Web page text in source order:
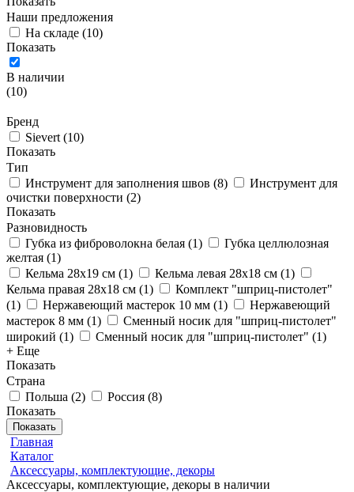
Наши предложения
На складе (10)
Показать
В наличии
(10)
Бренд
Sievert (10)
Показать
Тип
Инструмент для заполнения швов (8)
Инструмент для
очистки поверхности (2)
Показать
Разновидность
Губка из фиброволокна белая (1)
Губка целлюлозная
желтая (1)
Кельма 28x19 см (1) Кельма левая 28x18 см (1)
Кельма правая 28x18 см (1)
Комплект "шприц-пистолет"
(1) Нержавеющий мастерок 10 мм (1)
Нержавеющий
мастерок 8 мм (1)
Сменный носик для "шприц-пистолет"
широкий (1) Сменный носик для "шприц-пистолет" (1)
+ Еще
Показать
Страна
Польша (2) Россия (8)
Показать
Показать
Главная
Каталог
Аксессуары, комплектующие, декоры
Аксессуары, комплектующие, декоры в наличии